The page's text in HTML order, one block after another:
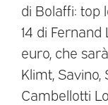
di Bolaffi: top
14 di Fernand
euro, che
Klimt, Savino,
Cambellotti